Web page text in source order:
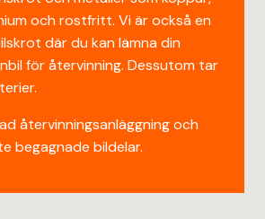
och rostfritt. Vi är också en
där du kan lämna din
för återvinning. Dessutom tar
återvinningsanläggning och
begagnade bildelar.